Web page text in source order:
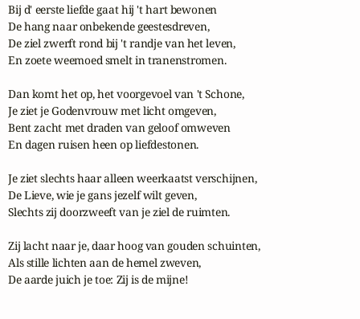
Bij d' eerste liefde gaat hij 't hart bewonen
De hang naar onbekende geestesdreven,
De ziel zwerft rond bij 't randje van het leven,
En zoete weemoed smelt in tranenstromen.
Dan komt het op, het voorgevoel van 't Schone,
Je ziet je Godenvrouw met licht omgeven,
Bent zacht met draden van geloof omweven
En dagen ruisen heen op liefdestonen.
Je ziet slechts haar alleen weerkaatst verschijnen,
De Lieve, wie je gans jezelf wilt geven,
Slechts zij doorzweeft van je ziel de ruimten.
Zij lacht naar je, daar hoog van gouden schuinten,
Als stille lichten aan de hemel zweven,
De aarde juich je toe: Zij is de mijne!